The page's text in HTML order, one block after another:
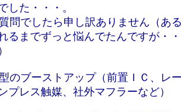
した・・・。
問でしたら申し訳ありません（あ
るまでずっと悩んでたんですが・
のブーストアップ（前置ＩＣ、レ
プレス触媒、社外マフラーなど）